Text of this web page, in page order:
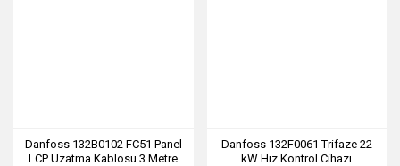
Danfoss 132B0102 FC51 Panel
LCP Uzatma Kablosu 3 Metre
Danfoss 132F0061 Trifaze 22
kW Hız Kontrol Cihazı